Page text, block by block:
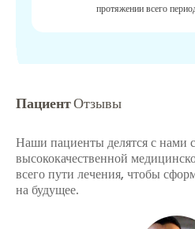
протяжении всего
ПациентОтзывы
Наши пациенты делятся с нами
высококачественной
всего пути лечения, чтобы
на будущее.